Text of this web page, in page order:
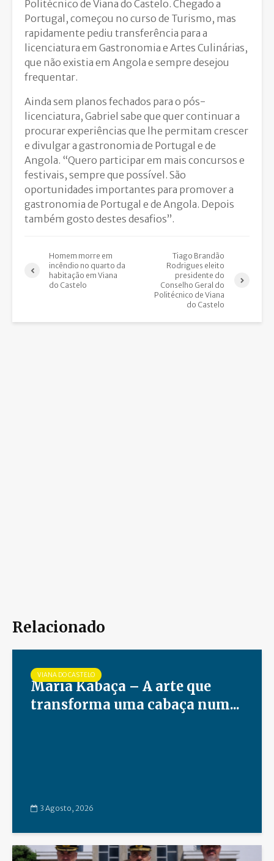
Politécnico de Viana do Castelo. Chegado a
Portugal, começou no curso de Turismo, mas
rapidamente pediu transferência para a
licenciatura em Gastronomia e Artes Culinárias,
que não existia em Angola e sempre desejou
frequentar.
Ainda sem planos fechados para o pós-
licenciatura, Gabriel sabe que quer continuar a
procurar experiências que lhe permitam crescer
e divulgar a gastronomia de Portugal e de
Angola. “Quero participar em mais concursos e
festivais, sempre que possível. São
oportunidades importantes para promover a
gastronomia de Portugal e de Angola. Depois
também gosto destes desafios”.
Homem morre em
incêndio no quarto da
habitação em Viana
do Castelo
Tiago Brandão
Rodrigues eleito
presidente do
Conselho Geral do
Politécnico de Viana
do Castelo
Relacionado
VIANA DO CASTELO
Maria Kabaça – A arte que
transforma uma cabaça num...
3 Agosto, 2026